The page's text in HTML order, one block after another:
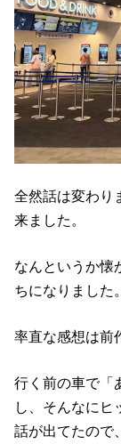
全然話は変わり
来ました。
なんというか懐
ちになりました。
率直な感想は前
行く前の車で「
し、そんなにヒ
話が出てたので